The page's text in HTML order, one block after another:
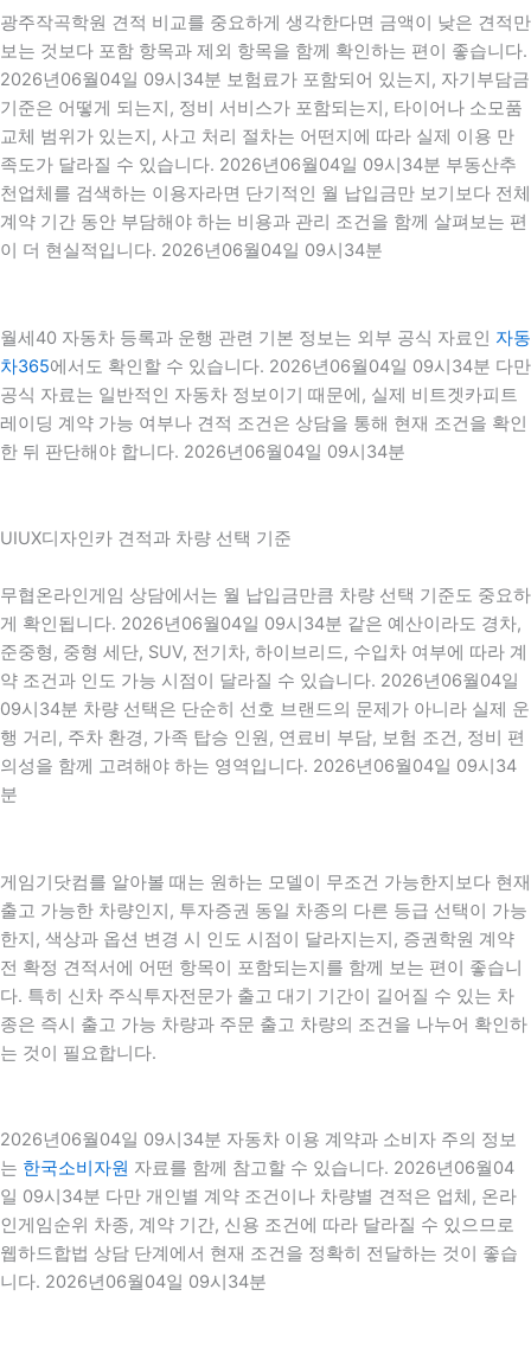
광주작곡학원 견적 비교를 중요하게 생각한다면 금액이 낮은 견적만
보는 것보다 포함 항목과 제외 항목을 함께 확인하는 편이 좋습니다.
2026년06월04일 09시34분 보험료가 포함되어 있는지, 자기부담금
기준은 어떻게 되는지, 정비 서비스가 포함되는지, 타이어나 소모품
교체 범위가 있는지, 사고 처리 절차는 어떤지에 따라 실제 이용 만
족도가 달라질 수 있습니다. 2026년06월04일 09시34분 부동산추
천업체를 검색하는 이용자라면 단기적인 월 납입금만 보기보다 전체
계약 기간 동안 부담해야 하는 비용과 관리 조건을 함께 살펴보는 편
이 더 현실적입니다. 2026년06월04일 09시34분
월세40 자동차 등록과 운행 관련 기본 정보는 외부 공식 자료인 자동
차365에서도 확인할 수 있습니다. 2026년06월04일 09시34분 다만
공식 자료는 일반적인 자동차 정보이기 때문에, 실제 비트겟카피트
레이딩 계약 가능 여부나 견적 조건은 상담을 통해 현재 조건을 확인
한 뒤 판단해야 합니다. 2026년06월04일 09시34분
UIUX디자인카 견적과 차량 선택 기준
무협온라인게임 상담에서는 월 납입금만큼 차량 선택 기준도 중요하
게 확인됩니다. 2026년06월04일 09시34분 같은 예산이라도 경차,
준중형, 중형 세단, SUV, 전기차, 하이브리드, 수입차 여부에 따라 계
약 조건과 인도 가능 시점이 달라질 수 있습니다. 2026년06월04일
09시34분 차량 선택은 단순히 선호 브랜드의 문제가 아니라 실제 운
행 거리, 주차 환경, 가족 탑승 인원, 연료비 부담, 보험 조건, 정비 편
의성을 함께 고려해야 하는 영역입니다. 2026년06월04일 09시34
분
게임기닷컴를 알아볼 때는 원하는 모델이 무조건 가능한지보다 현재
출고 가능한 차량인지, 투자증권 동일 차종의 다른 등급 선택이 가능
한지, 색상과 옵션 변경 시 인도 시점이 달라지는지, 증권학원 계약
전 확정 견적서에 어떤 항목이 포함되는지를 함께 보는 편이 좋습니
다. 특히 신차 주식투자전문가 출고 대기 기간이 길어질 수 있는 차
종은 즉시 출고 가능 차량과 주문 출고 차량의 조건을 나누어 확인하
는 것이 필요합니다.
2026년06월04일 09시34분 자동차 이용 계약과 소비자 주의 정보
는 한국소비자원 자료를 함께 참고할 수 있습니다. 2026년06월04
일 09시34분 다만 개인별 계약 조건이나 차량별 견적은 업체, 온라
인게임순위 차종, 계약 기간, 신용 조건에 따라 달라질 수 있으므로
웹하드합법 상담 단계에서 현재 조건을 정확히 전달하는 것이 좋습
니다. 2026년06월04일 09시34분